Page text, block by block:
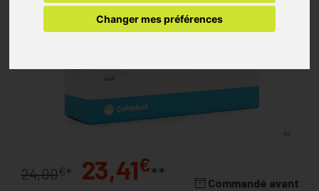
Changer mes préférences
24,90€* 23,41€**
Commandé avant